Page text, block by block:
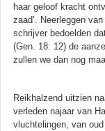
haar geloof kracht
zaad’. Neerleggen
schrijver bedoelden
(Gen. 18: 12) de
zullen we dan nog
Reikhalzend uitzien
verleden najaar van
vluchtelingen, van